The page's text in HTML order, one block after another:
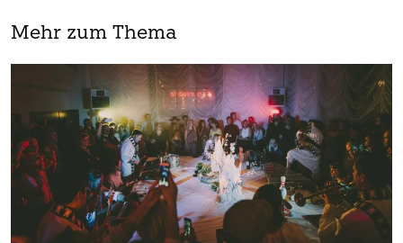
Mehr zum Thema